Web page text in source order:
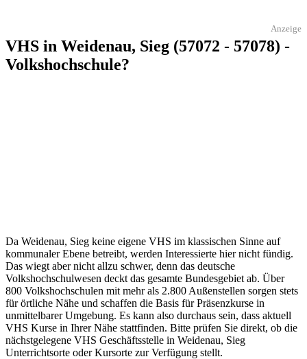
Anzeige
VHS in Weidenau, Sieg (57072 - 57078) -
Volkshochschule?
Da Weidenau, Sieg keine eigene VHS im klassischen Sinne auf
kommunaler Ebene betreibt, werden Interessierte hier nicht fündig.
Das wiegt aber nicht allzu schwer, denn das deutsche
Volkshochschulwesen deckt das gesamte Bundesgebiet ab. Über
800 Volkshochschulen mit mehr als 2.800 Außenstellen sorgen stets
für örtliche Nähe und schaffen die Basis für Präsenzkurse in
unmittelbarer Umgebung. Es kann also durchaus sein, dass aktuell
VHS Kurse in Ihrer Nähe stattfinden. Bitte prüfen Sie direkt, ob die
nächstgelegene VHS Geschäftsstelle in Weidenau, Sieg
Unterrichtsorte oder Kursorte zur Verfügung stellt.